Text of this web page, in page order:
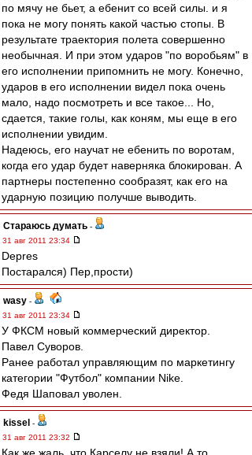
по мячу не бьет, а ебенит со всей силы. и я
пока не могу понять какой частью стопы. В
результате траектория полета совершенно
необычная. И при этом ударов "по воробьям" в
его исполнении припомнить не могу. Конечно,
ударов в его исполнении видел пока очень
мало, надо посмотреть и все такое... Но,
сдается, такие голы, как коням, мы еще в его
исполнении увидим.
Надеюсь, его научат не ебенить по воротам,
когда его удар будет наверняка блокирован. А
партнеры постепенно сообразят, как его на
ударную позицию получше выводить.
Стараюсь думать -
31 авг 2011 23:34
Depres
Постарался) Пер,прости)
wasy -
31 авг 2011 23:34
У ФКСМ новый коммерческий директор.
Павел Суворов.
Ранее работал управляющим по маркетингу
категории "Футбол" компании Nike.
Федя Шаповал уволен.
kissel -
31 авг 2011 23:32